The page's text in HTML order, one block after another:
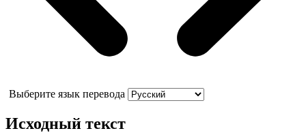
Выберите язык перевода
Исходный текст